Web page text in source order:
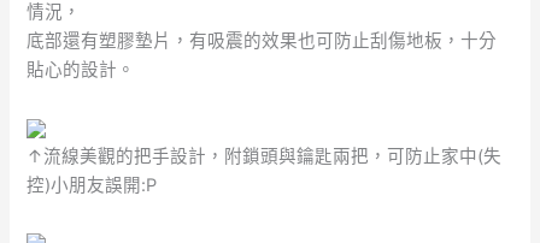
情況，
底部還有塑膠墊片，有吸震的效果也可防止刮傷地板，十分
貼心的設計。
↑流線美觀的把手設計，附鎖頭與鑰匙兩把，可防止家中(失
控)小朋友誤開:P